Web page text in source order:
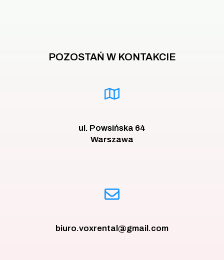
POZOSTAŃ W KONTAKCIE
ul. Powsińska 64
Warszawa
biuro.voxrental@gmail.com